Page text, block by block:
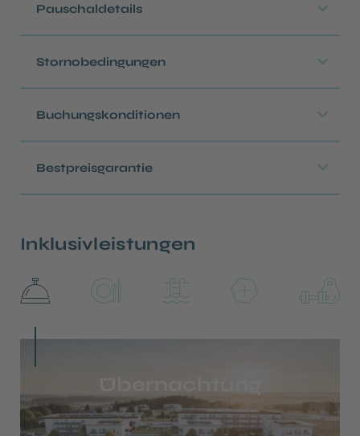
Pauschaldetails
Stornobedingungen
Buchungskonditionen
Bestpreisgarantie
Inklusivleistungen